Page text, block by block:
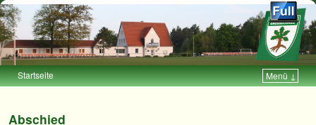
Startseite Menü ↓
Abschied